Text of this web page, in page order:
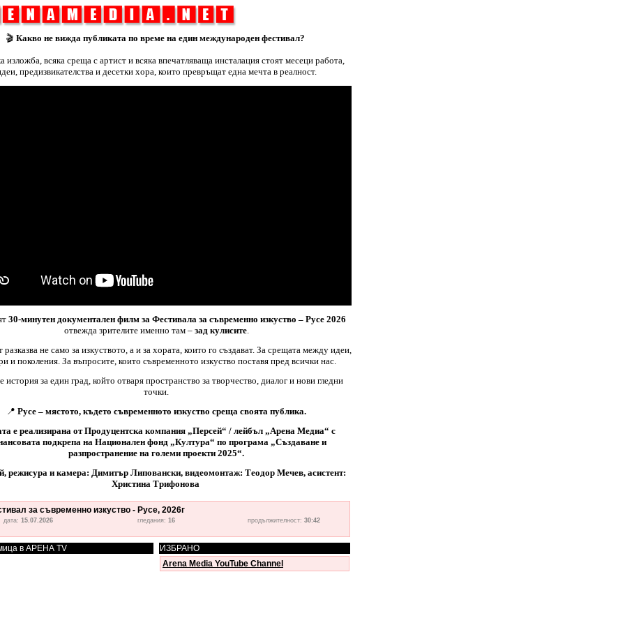
🎬 Какво не вижда публиката по време на един международен фестивал?
изложба, всяка среща с артист и всяка впечатляваща инсталация стоят месеци работа,
предизвикателства и десетки хора, които превръщат една мечта в реалност.
30-минутен документален филм за Фестивала за съвременно изкуство – Русе 2026
отвежда зрителите именно там – зад кулисите.
не само за изкуството, а и за хората, които го създават. За срещата между идеи,
и поколения. За въпросите, които съвременното изкуство поставя пред всички нас.
история за един град, който отваря пространство за творчество, диалог и нови гледни
точки.
📍 Русе – мястото, където съвременното изкуство среща своята публика.
е реализирана от Продуцентска компания „Персей“ / лейбъл „Арена Медиа“ с
подкрепа на Национален фонд „Култура“ по програма „Създаване и
разпространение на големи проекти 2025“.
режисура и камера: Димитър Липовански, видеомонтаж: Теодор Мечев, асистент:
Христина Трифонова
за съвременно изкуство - Русе, 2026г
дата: 15.07.2026 гледания: 16 продължителност: 30:42
в АРЕНА TV
ИЗБРАНО
Arena Media YouTube Channel